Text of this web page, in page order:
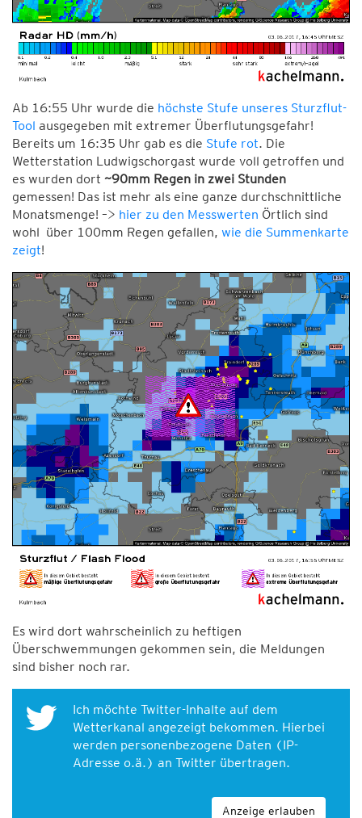
Ab 16:55 Uhr wurde die höchste Stufe unseres Sturzflut-
Tool ausgegeben mit extremer Überflutungsgefahr!
Bereits um 16:35 Uhr gab es die Stufe rot. Die
Wetterstation Ludwigschorgast wurde voll getroffen und
es wurden dort ~90mm Regen in zwei Stunden
gemessen! Das ist mehr als eine ganze durchschnittliche
Monatsmenge! –> hier zu den Messwerten Örtlich sind
wohl über 100mm Regen gefallen, wie die Summenkarte
zeigt!
Es wird dort wahrscheinlich zu heftigen
Überschwemmungen gekommen sein, die Meldungen
sind bisher noch rar.
Ich möchte Twitter-Inhalte auf dem
Wetterkanal angezeigt bekommen. Hierbei
werden personenbezogene Daten (IP-
Adresse o.ä.) an Twitter übertragen.
Anzeige erlauben